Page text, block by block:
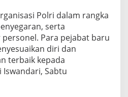
d
a
L
a
m
p
u
Polri dalam rangka
serta
Para pejabat baru
diri dan
terbaik kepada
Iswandari, Sabtu